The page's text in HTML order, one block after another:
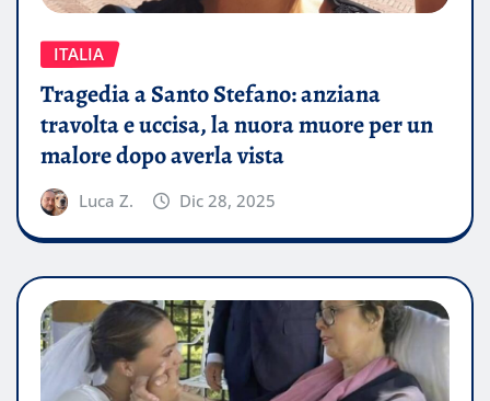
ITALIA
Tragedia a Santo Stefano: anziana
travolta e uccisa, la nuora muore per un
malore dopo averla vista
Luca Z. Dic 28, 2025